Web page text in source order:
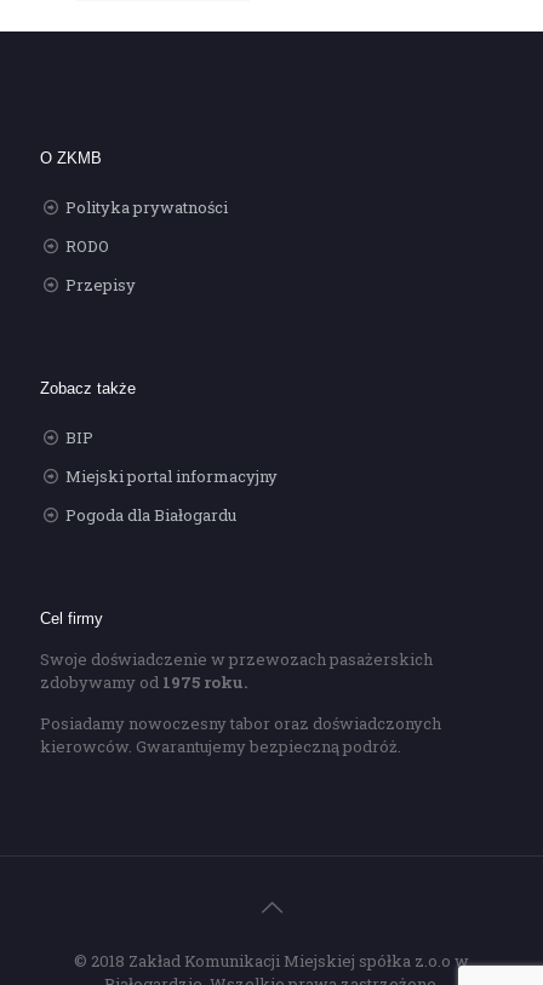
O ZKMB
Polityka prywatności
RODO
Przepisy
Zobacz także
BIP
Miejski portal informacyjny
Pogoda dla Białogardu
Cel firmy
Swoje doświadczenie w przewozach pasażerskich
zdobywamy od 1975 roku.
Posiadamy nowoczesny tabor oraz doświadczonych
kierowców. Gwarantujemy bezpieczną podróż.
© 2018 Zakład Komunikacji Miejskiej spółka z.o.o w